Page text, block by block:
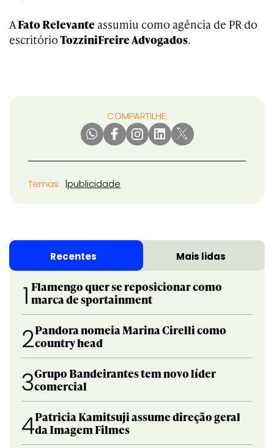
AFato Relevante assumiu como agência de PR do
escritórioTozziniFreire Advogados.
COMPARTILHE:
Temas publicidade
Recentes Mais lidas
1 Flamengo quer se reposicionar como
marca de sportainment
2Pandora nomeia Marina Cirelli como
country head
3Grupo Bandeirantes tem novo líder
comercial
4Patricia Kamitsuji assume direção geral
da Imagem Filmes